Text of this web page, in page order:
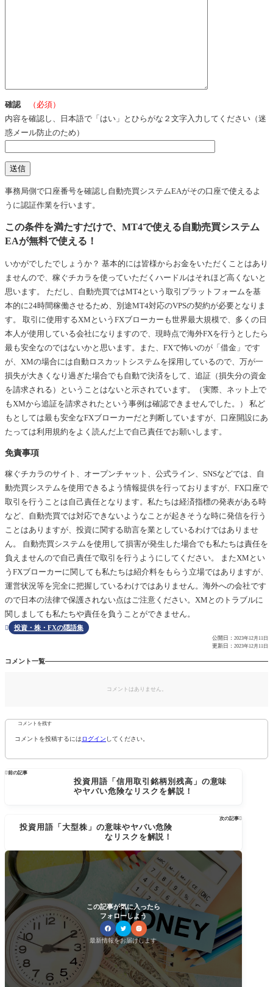
確認
（必須）
内容を確認し、日本語で「はい」とひらがな２文字入力してください（迷
惑メール防止のため）
事務局側で口座番号を確認し自動売買システムEAがその口座で使えるよ
うに認証作業を行います。
この条件を満たすだけで、MT4で使える自動売買システム
EAが無料で使える！
いかがでしたでしょうか？ 基本的には皆様からお金をいただくことはあり
ませんので、稼ぐチカラを使っていただくハードルはそれほど高くないと
思います。 ただし、自動売買ではMT4という取引プラットフォームを基
本的に24時間稼働させるため、別途MT4対応のVPSの契約が必要となりま
す。 取引に使用するXMというFXブローカーも世界最大規模で、多くの日
本人が使用している会社になりますので、現時点で海外FXを行うとしたら
最も安全なのではないかと思います。また、FXで怖いのが「借金」です
が、XMの場合には自動ロスカットシステムを採用しているので、万が一
損失が大きくなり過ぎた場合でも自動で決済をして、追証（損失分の資金
を請求される）ということはないと示されています。（実際、ネット上で
もXMから追証を請求されたという事例は確認できませんでした。） 私ど
もとしては最も安全なFXブローカーだと判断していますが、口座開設にあ
たっては利用規約をよく読んだ上で自己責任でお願いします。
免責事項
稼ぐチカラのサイト、オープンチャット、公式ライン、SNSなどでは、自
動売買システムを使用できるよう情報提供を行っておりますが、FX口座で
取引を行うことは自己責任となります。私たちは経済指標の発表がある時
など、自動売買では対応できないようなことが起きそうな時に発信を行う
ことはありますが、投資に関する助言を業としているわけではありませ
ん。 自動売買システムを使用して損害が発生した場合でも私たちは責任を
負えませんので自己責任で取引を行うようにしてください。 またXMとい
うFXブローカーに関しても私たちは紹介料をもらう立場ではありますが、
運営状況等を完全に把握しているわけではありません。海外への会社です
ので日本の法律で保護されない点はご注意ください。XMとのトラブルに
関しましても私たちや責任を負うことができません。
 投資・株・FXの隠語集
公開日： 2023年12月11日
更新日： 2023年12月11日
コメント一覧
コメントはありません。
コメントを残す
コメントを投稿するにはログイン してください。
前の記事
投資用語「信用取引銘柄別残高」の意味
やヤバい危険なリスクを解説！
次の記事
投資用語「大型株」の意味やヤバい危険
なリスクを解説！
この記事が気に入ったら
フォローしよう
最新情報をお届けします